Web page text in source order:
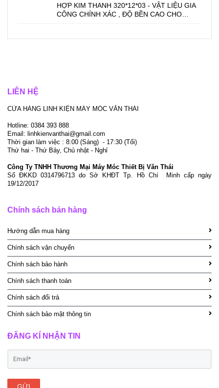
LIÊN HỆ
CỬA HÀNG LINH KIỆN MÁY MÓC VĂN THÁI
Hotline: 0384 393 888
Email: linhkienvanthai@gmail.com
Thời gian làm việc : 8:00 (Sáng) - 17:30 (Tối)
Thứ hai - Thứ Bảy, Chủ nhật - Nghỉ
Công Ty TNHH Thương Mại Máy Móc Thiết Bị Văn Thái
Số ĐKKD 0314796713 do Sở KHĐT Tp. Hồ Chí Minh cấp ngày
19/12/2017
Chính sách bán hàng
Hướng dẫn mua hàng
Chính sách vận chuyển
Chính sách bảo hành
Chính sách thanh toán
Chính sách đổi trả
Chính sách bảo mật thông tin
ĐĂNG KÍ NHẬN TIN
GỬI
HỢP KIM THANH 320*12*03 - VẬT LIỆU GIA
CÔNG CHÍNH XÁC , ĐỘ BỀN CAO CHO